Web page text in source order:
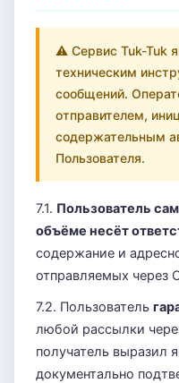
⚠ Сервис Tuk-Tuk
техническим
сообщений.
отправителем,
содержательным
Пользователя.
7.1. Пользователь
объёме несёт
содержание и
отправляемых через
7.2. Пользователь
любой рассылки
получатель выразил
документально